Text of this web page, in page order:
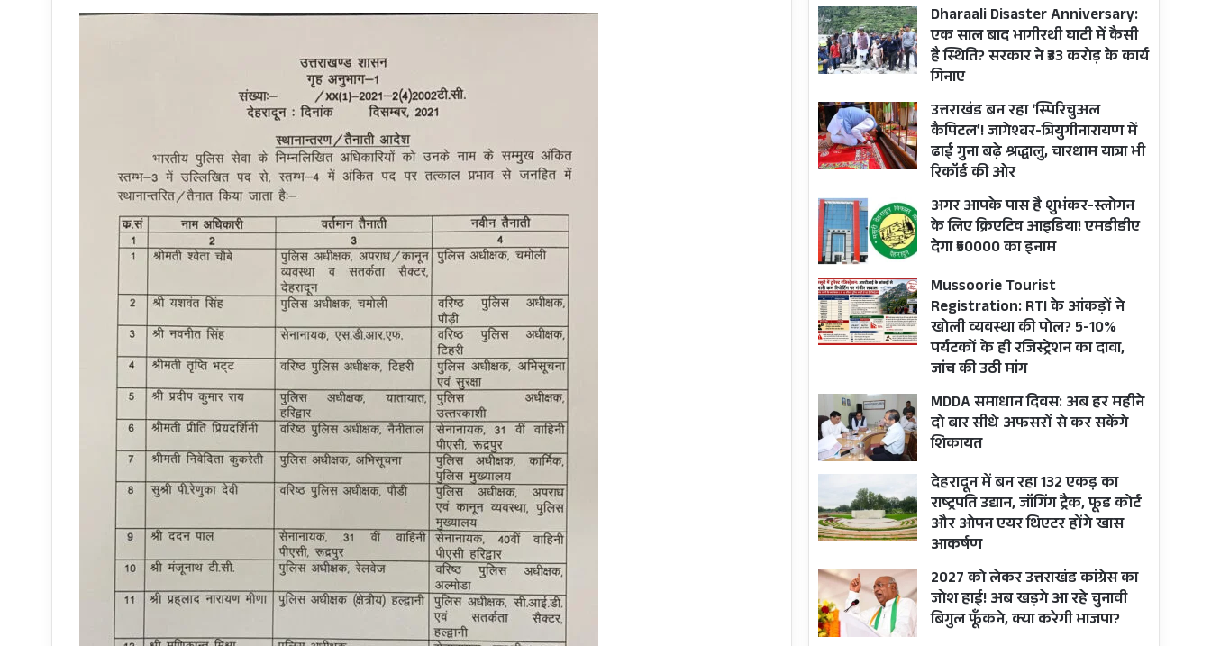
Dharaali Disaster Anniversary:
एक साल बाद भागीरथी घाटी में कैसी
है स्थिति? सरकार ने ₹33 करोड़ के कार्य
गिनाए
उत्तराखंड बन रहा ‘स्पिरिचुअल
कैपिटल’! जागेश्वर-त्रियुगीनारायण में
ढाई गुना बढ़े श्रद्धालु, चारधाम यात्रा भी
रिकॉर्ड की ओर
अगर आपके पास है शुभंकर-स्लोगन
के लिए क्रिएटिव आइडिया! एमडीडीए
देगा ₹50000 का इनाम
Mussoorie Tourist
Registration: RTI के आंकड़ों ने
खोली व्यवस्था की पोल? 5-10%
पर्यटकों के ही रजिस्ट्रेशन का दावा,
जांच की उठी मांग
MDDA समाधान दिवस: अब हर महीने
दो बार सीधे अफसरों से कर सकेंगे
शिकायत
देहरादून में बन रहा 132 एकड़ का
राष्ट्रपति उद्यान, जॉगिंग ट्रैक, फूड कोर्ट
और ओपन एयर थिएटर होंगे खास
आकर्षण
2027 को लेकर उत्तराखंड कांग्रेस का
जोश हाई! अब खड़गे आ रहे चुनावी
बिगुल फूँकने, क्या करेगी भाजपा?